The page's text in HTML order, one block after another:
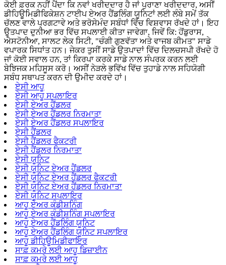
ਕੋਈ ਫ਼ਰਕ ਨਹੀਂ ਪੈਂਦਾ ਕਿ ਨਵਾਂ ਖਰੀਦਦਾਰ ਹੈ ਜਾਂ ਪੁਰਾਣਾ ਖਰੀਦਦਾਰ, ਅਸੀਂ
ਡੀਹਿਊਮਿਡੀਫਿਕੇਸ਼ਨ ਟਾਈਪ ਏਅਰ ਹੈਂਡਲਿੰਗ ਯੂਨਿਟਾਂ ਲਈ ਲੰਬੇ ਸਮੇਂ ਤੱਕ
ਚੱਲਣ ਵਾਲੇ ਪ੍ਰਗਟਾਵੇ ਅਤੇ ਭਰੋਸੇਮੰਦ ਸਬੰਧਾਂ ਵਿੱਚ ਵਿਸ਼ਵਾਸ ਰੱਖਦੇ ਹਾਂ। ਇਹ
ਉਤਪਾਦ ਦੁਨੀਆ ਭਰ ਵਿੱਚ ਸਪਲਾਈ ਕੀਤਾ ਜਾਵੇਗਾ, ਜਿਵੇਂ ਕਿ: ਹੋਂਡੁਰਾਸ,
ਐਸਟੋਨੀਆ, ਸਾਲਟ ਲੇਕ ਸਿਟੀ, "ਚੰਗੀ ਗੁਣਵੱਤਾ ਅਤੇ ਵਾਜਬ ਕੀਮਤ" ਸਾਡੇ
ਵਪਾਰਕ ਸਿਧਾਂਤ ਹਨ। ਜੇਕਰ ਤੁਸੀਂ ਸਾਡੇ ਉਤਪਾਦਾਂ ਵਿੱਚ ਦਿਲਚਸਪੀ ਰੱਖਦੇ ਹੋ
ਜਾਂ ਕੋਈ ਸਵਾਲ ਹਨ, ਤਾਂ ਕਿਰਪਾ ਕਰਕੇ ਸਾਡੇ ਨਾਲ ਸੰਪਰਕ ਕਰਨ ਲਈ
ਬੇਝਿਜਕ ਮਹਿਸੂਸ ਕਰੋ। ਅਸੀਂ ਨੇੜਲੇ ਭਵਿੱਖ ਵਿੱਚ ਤੁਹਾਡੇ ਨਾਲ ਸਹਿਯੋਗੀ
ਸਬੰਧ ਸਥਾਪਤ ਕਰਨ ਦੀ ਉਮੀਦ ਕਰਦੇ ਹਾਂ।
ਏਸੀ ਆਹੂ
ਏਸੀ ਆਹੂ ਸਪਲਾਇਰ
ਏਸੀ ਏਅਰ ਹੈਂਡਲਰ
ਏਸੀ ਏਅਰ ਹੈਂਡਲਰ ਨਿਰਮਾਤਾ
ਏਸੀ ਏਅਰ ਹੈਂਡਲਰ ਸਪਲਾਇਰ
ਏਸੀ ਹੈਂਡਲਰ
ਏਸੀ ਹੈਂਡਲਰ ਫੈਕਟਰੀ
ਏਸੀ ਹੈਂਡਲਰ ਨਿਰਮਾਤਾ
ਏਸੀ ਯੂਨਿਟ
ਏਸੀ ਯੂਨਿਟ ਏਅਰ ਹੈਂਡਲਰ
ਏਸੀ ਯੂਨਿਟ ਏਅਰ ਹੈਂਡਲਰ ਫੈਕਟਰੀ
ਏਸੀ ਯੂਨਿਟ ਏਅਰ ਹੈਂਡਲਰ ਨਿਰਮਾਤਾ
ਏਸੀ ਯੂਨਿਟ ਸਪਲਾਇਰ
ਆਹੂ ਏਅਰ ਕੰਡੀਸ਼ਨਿੰਗ
ਆਹੂ ਏਅਰ ਕੰਡੀਸ਼ਨਿੰਗ ਸਪਲਾਇਰ
ਆਹੂ ਏਅਰ ਹੈਂਡਲਿੰਗ ਯੂਨਿਟ
ਆਹੂ ਏਅਰ ਹੈਂਡਲਿੰਗ ਯੂਨਿਟ ਸਪਲਾਇਰ
ਆਹੂ ਡੀਹਿਊਮਿਡੀਫਾਇਰ
ਸਾਫ਼ ਕਮਰੇ ਲਈ ਆਹੂ ਡਿਜ਼ਾਈਨ
ਸਾਫ਼ ਕਮਰੇ ਲਈ ਆਹੂ